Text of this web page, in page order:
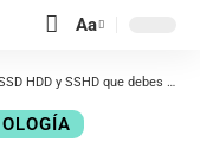
Aa
HDD y SSHD que debes saber